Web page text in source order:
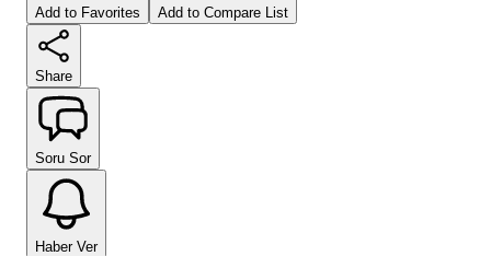
Add to Favorites Add to Compare List
Share
Soru Sor
Haber Ver